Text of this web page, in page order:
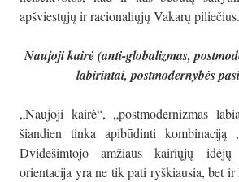
apšviestųjų ir racionaliųjų Vakarų piliečius.
Naujoji kairė (anti-globalizmas,
labirintai, postmodernybės
„Naujoji kairė“, „postmodernizmas
šiandien tinka apibūdinti kombinaciją
Dvidešimtojo amžiaus kairiųjų
orientacija yra ne tik pati ryškiausia, bet ir